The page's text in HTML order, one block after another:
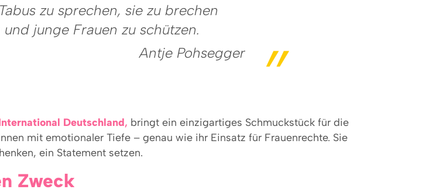
zu sprechen, sie zu brechen
junge Frauen zu schützen.
Antje Pohsegger
Deutschland, bringt ein einzigartiges Schmuckstück für die
mit emotionaler Tiefe – genau wie ihr Einsatz für Frauenrechte. Sie
ein Statement setzen.
Zweck